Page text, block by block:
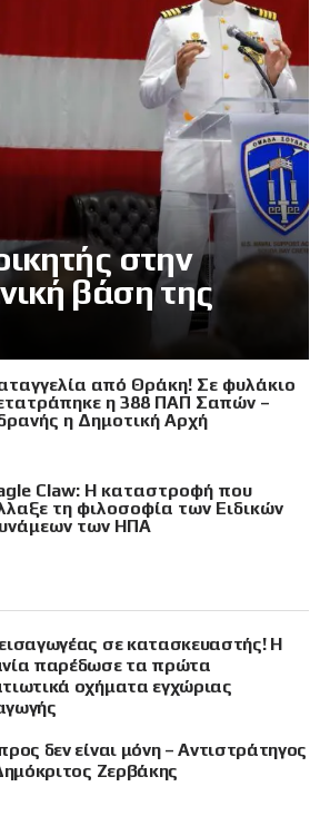
στην
βάση της
από Θράκη! Σε φυλάκιο
η 388 ΠΑΠ Σαπών –
η Δημοτική Αρχή
Claw: Η καταστροφή που
τη φιλοσοφία των Ειδικών
των ΗΠΑ
σε κατασκευαστής! Η
παρέδωσε τα πρώτα
οχήματα εγχώριας
δεν είναι μόνη – Αντιστράτηγος
Ζερβάκης